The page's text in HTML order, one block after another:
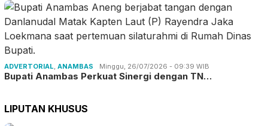
ADVERTORIAL, ANAMBAS Minggu, 26/07/2026 - 09:39 WIB
Bupati Anambas Perkuat Sinergi dengan TN…
LIPUTAN KHUSUS